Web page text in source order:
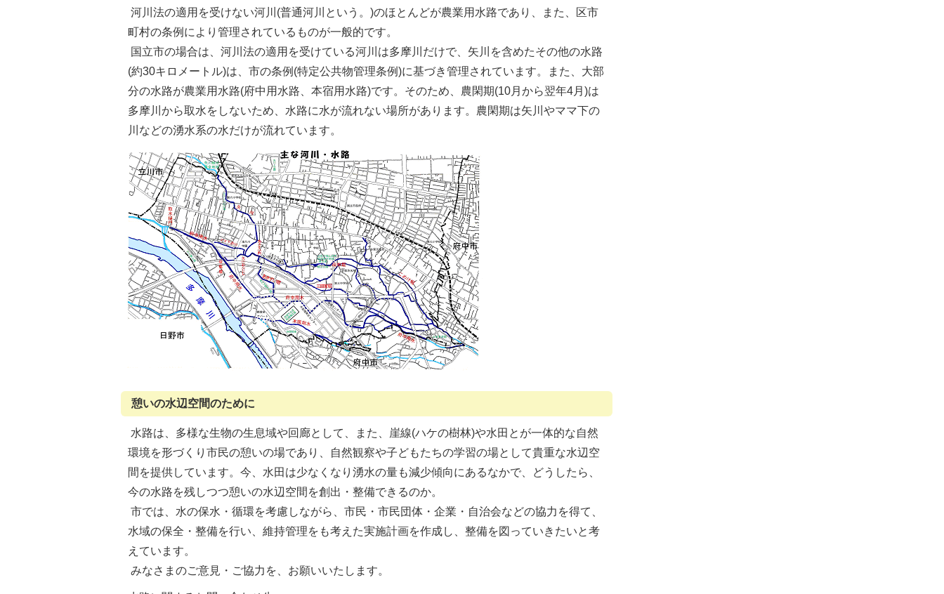
河川法の適用を受けない河川(普通河川という。)のほとんどが農業用水路であり、また、区市
町村の条例により管理されているものが一般的です。
国立市の場合は、河川法の適用を受けている河川は多摩川だけで、矢川を含めたその他の水路
(約30キロメートル)は、市の条例(特定公共物管理条例)に基づき管理されています。また、大部
分の水路が農業用水路(府中用水路、本宿用水路)です。そのため、農閑期(10月から翌年4月)は
多摩川から取水をしないため、水路に水が流れない場所があります。農閑期は矢川やママ下の
川などの湧水系の水だけが流れています。
憩いの水辺空間のために
水路は、多様な生物の生息域や回廊として、また、崖線(ハケの樹林)や水田とが一体的な自然
環境を形づくり市民の憩いの場であり、自然観察や子どもたちの学習の場として貴重な水辺空
間を提供しています。今、水田は少なくなり湧水の量も減少傾向にあるなかで、どうしたら、
今の水路を残しつつ憩いの水辺空間を創出・整備できるのか。
市では、水の保水・循環を考慮しながら、市民・市民団体・企業・自治会などの協力を得て、
水域の保全・整備を行い、維持管理をも考えた実施計画を作成し、整備を図っていきたいと考
えています。
みなさまのご意見・ご協力を、お願いいたします。